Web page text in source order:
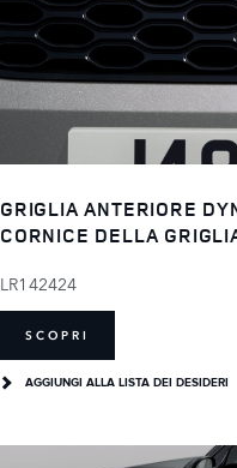
GRIGLIA ANTERIORE
CORNICE DELLA
LR142424
SCOPRI
AGGIUNGI ALLA LISTA DEI DESIDERI